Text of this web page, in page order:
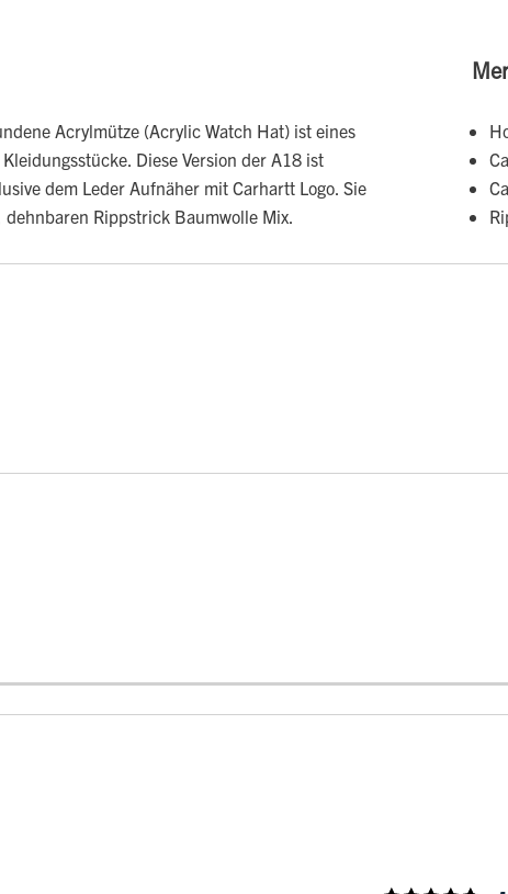
Acrylmütze (Acrylic Watch Hat) ist eines
Diese Version der A18 ist
dem Leder Aufnäher mit Carhartt Logo. Sie
dehnbaren Rippstrick Baumwolle Mix.